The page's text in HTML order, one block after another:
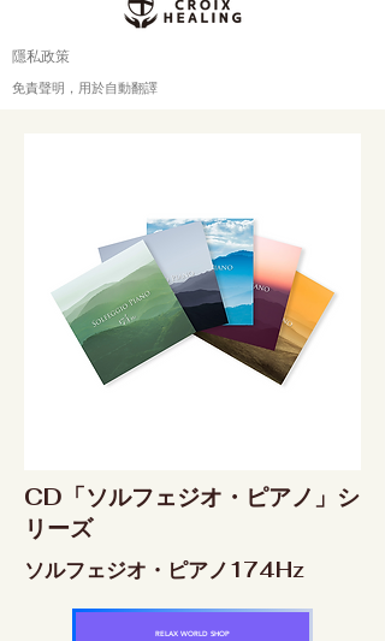
隱私政策
免責聲明，用於自動翻譯
CD「ソルフェジオ・ピアノ」シ
リーズ
ソルフェジオ・ピアノ174Hz
RELAX WORLD SHOP